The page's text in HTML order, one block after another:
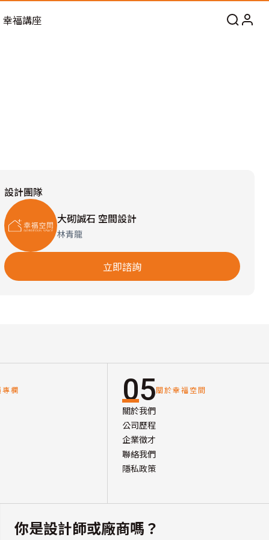
幸福講座
設計團隊
大砌誠石 空間設計
林青龍
立即諮詢
專欄 05關於幸福空間
關於我們
公司歷程
企業徵才
聯絡我們
隱私政策
你是設計師或廠商嗎？